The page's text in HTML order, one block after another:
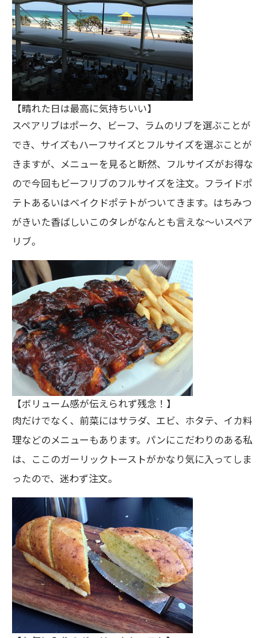
【晴れた日は最高に気持ちいい】
スペアリブはポーク、ビーフ、ラムのリブを選ぶことが
でき、サイズもハーフサイズとフルサイズを選ぶことが
きますが、メニューを見ると断然、フルサイズがお得な
ので今回もビーフリブのフルサイズを注文。フライドポ
テトあるいはベイクドポテトがついてきます。はちみつ
がきいた香ばしいこのタレがなんとも言えな〜いスペア
リブ。
【ボリューム感が伝えられず残念！】
肉だけでなく、前菜にはサラダ、エビ、ホタテ、イカ料
理などのメニューもあります。パンにこだわりのある私
は、ここのガーリックトーストがかなり気に入ってしま
ったので、迷わず注文。